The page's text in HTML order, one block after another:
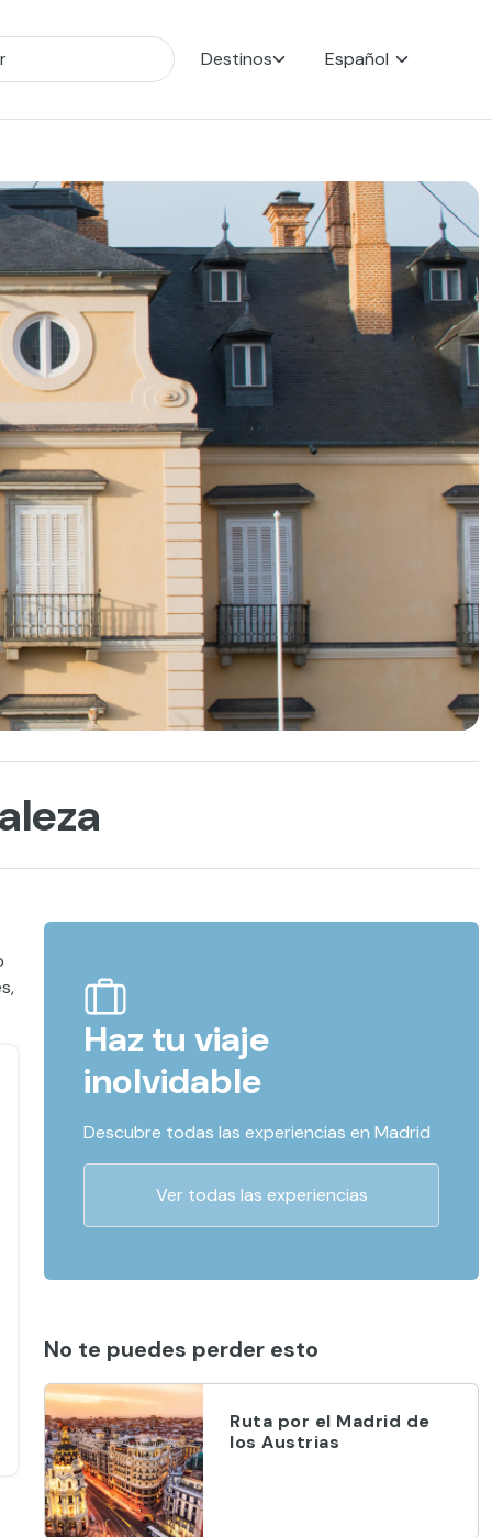
Destinos Español
Haz tu viaje
inolvidable
Descubre todas las experiencias en Madrid
Ver todas las experiencias
No te puedes perder esto
Ruta por el Madrid de
los Austrias